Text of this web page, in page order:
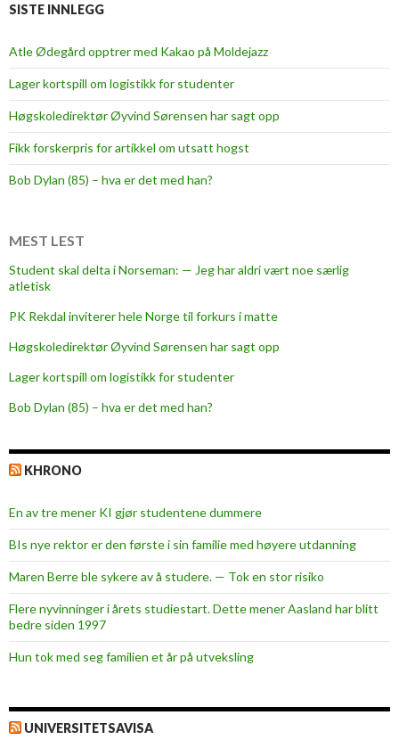
SISTE INNLEGG
Atle Ødegård opptrer med Kakao på Moldejazz
Lager kortspill om logistikk for studenter
Høgskoledirektør Øyvind Sørensen har sagt opp
Fikk forskerpris for artikkel om utsatt hogst
Bob Dylan (85) – hva er det med han?
MEST LEST
Student skal delta i Norseman: — Jeg har aldri vært noe særlig
atletisk
PK Rekdal inviterer hele Norge til forkurs i matte
Høgskoledirektør Øyvind Sørensen har sagt opp
Lager kortspill om logistikk for studenter
Bob Dylan (85) – hva er det med han?
KHRONO
En av tre mener KI gjør studentene dummere
BIs nye rektor er den første i sin familie med høyere utdanning
Maren Berre ble sykere av å studere. — Tok en stor risiko
Flere nyvinninger i årets studiestart. Dette mener Aasland har blitt
bedre siden 1997
Hun tok med seg familien et år på utveksling
UNIVERSITETSAVISA